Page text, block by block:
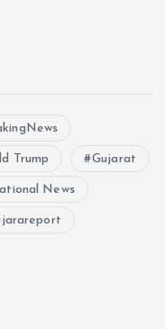
Trump Gujarat
News